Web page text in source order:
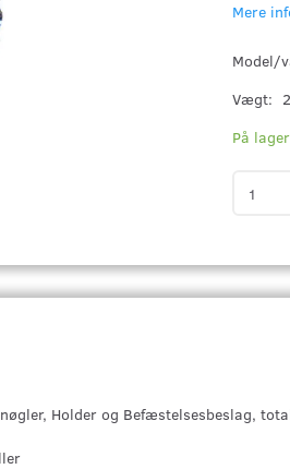
Mere
Model/
Vægt:
På lager
Holder og Befæstelsesbeslag,